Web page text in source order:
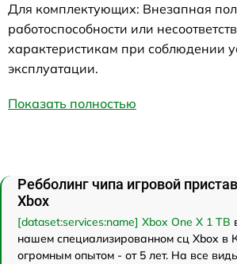
Для комплектующих: Внезапная
работоспособности или
характеристикам при соблюдении
эксплуатации.
Показать полностью
Ребболинг чипа игровой
Xbox
[dataset:services:name] Xbox One X 1 TB
нашем специализированном сц Xbox в
огромным опытом - от 5 лет. На все